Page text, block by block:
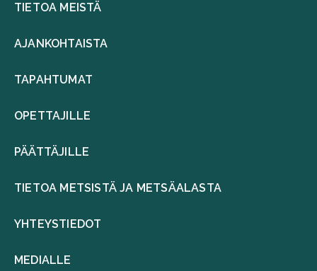
TIETOA MEISTÄ
AJANKOHTAISTA
TAPAHTUMAT
OPETTAJILLE
PÄÄTTÄJILLE
TIETOA METSISTÄ JA METSÄALASTA
YHTEYSTIEDOT
MEDIALLE